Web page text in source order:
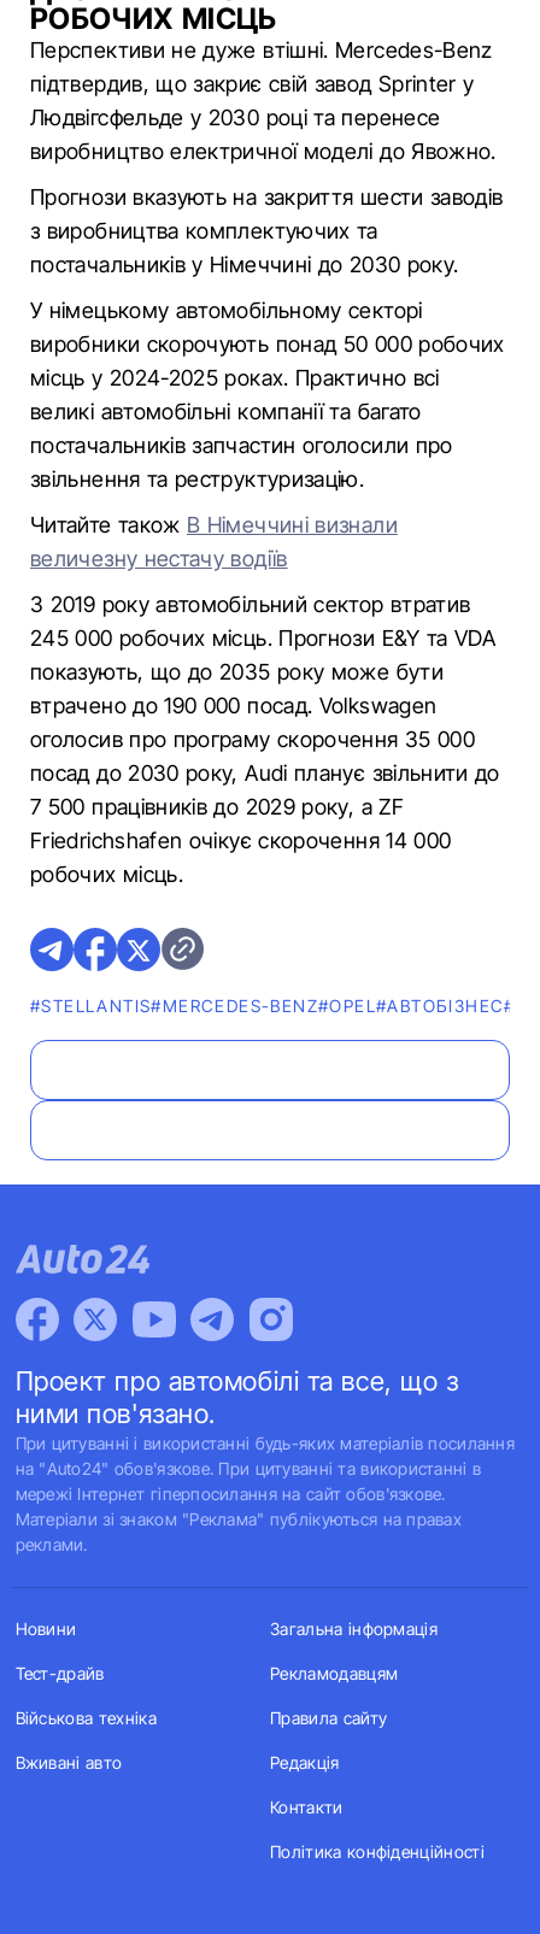
РОБОЧИХ МІСЦЬ
Перспективи не дуже втішні. Mercedes-Benz
підтвердив, що закриє свій завод Sprinter у
Людвігсфельде у 2030 році та перенесе
виробництво електричної моделі до Явожно.
Прогнози вказують на закриття шести заводів
з виробництва комплектуючих та
постачальників у Німеччині до 2030 року.
У німецькому автомобільному секторі
виробники скорочують понад 50 000 робочих
місць у 2024-2025 роках. Практично всі
великі автомобільні компанії та багато
постачальників запчастин оголосили про
звільнення та реструктуризацію.
Читайте також В Німеччині визнали
величезну нестачу водіїв
З 2019 року автомобільний сектор втратив
245 000 робочих місць. Прогнози E&Y та VDA
показують, що до 2035 року може бути
втрачено до 190 000 посад. Volkswagen
оголосив про програму скорочення 35 000
посад до 2030 року, Audi планує звільнити до
7 500 працівників до 2029 року, а ZF
Friedrichshafen очікує скорочення 14 000
робочих місць.
#STELLANTIS#MERCEDES-BENZ#OPEL#АВТОБІЗНЕС
Проект про автомобілі та все, що з
ними пов'язано.
При цитуванні і використанні будь-яких матеріалів посилання
на "Auto24" обов'язкове. При цитуванні та використанні в
мережі Інтернет гіперпосилання на сайт обов'язкове.
Матеріали зі знаком "Реклама" публікуються на правах
реклами.
Новини
Тест-драйв
Військова техніка
Вживані авто
Загальна інформація
Рекламодавцям
Правила сайту
Редакція
Контакти
Політика конфіденційності